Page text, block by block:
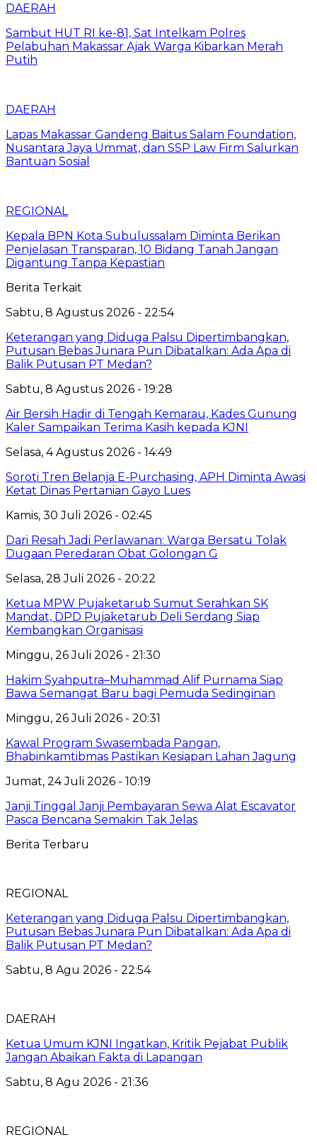
DAERAH
Sambut HUT RI ke-81, Sat Intelkam Polres
Pelabuhan Makassar Ajak Warga Kibarkan Merah
Putih
DAERAH
Lapas Makassar Gandeng Baitus Salam Foundation,
Nusantara Jaya Ummat, dan SSP Law Firm Salurkan
Bantuan Sosial
REGIONAL
Kepala BPN Kota Subulussalam Diminta Berikan
Penjelasan Transparan, 10 Bidang Tanah Jangan
Digantung Tanpa Kepastian
Berita Terkait
Sabtu, 8 Agustus 2026 - 22:54
Keterangan yang Diduga Palsu Dipertimbangkan,
Putusan Bebas Junara Pun Dibatalkan: Ada Apa di
Balik Putusan PT Medan?
Sabtu, 8 Agustus 2026 - 19:28
Air Bersih Hadir di Tengah Kemarau, Kades Gunung
Kaler Sampaikan Terima Kasih kepada KJNI
Selasa, 4 Agustus 2026 - 14:49
Soroti Tren Belanja E-Purchasing, APH Diminta Awasi
Ketat Dinas Pertanian Gayo Lues
Kamis, 30 Juli 2026 - 02:45
Dari Resah Jadi Perlawanan: Warga Bersatu Tolak
Dugaan Peredaran Obat Golongan G
Selasa, 28 Juli 2026 - 20:22
Ketua MPW Pujaketarub Sumut Serahkan SK
Mandat, DPD Pujaketarub Deli Serdang Siap
Kembangkan Organisasi
Minggu, 26 Juli 2026 - 21:30
Hakim Syahputra–Muhammad Alif Purnama Siap
Bawa Semangat Baru bagi Pemuda Sedinginan
Minggu, 26 Juli 2026 - 20:31
Kawal Program Swasembada Pangan,
Bhabinkamtibmas Pastikan Kesiapan Lahan Jagung
Jumat, 24 Juli 2026 - 10:19
Janji Tinggal Janji Pembayaran Sewa Alat Escavator
Pasca Bencana Semakin Tak Jelas
Berita Terbaru
REGIONAL
Keterangan yang Diduga Palsu Dipertimbangkan,
Putusan Bebas Junara Pun Dibatalkan: Ada Apa di
Balik Putusan PT Medan?
Sabtu, 8 Agu 2026 - 22:54
DAERAH
Ketua Umum KJNI Ingatkan, Kritik Pejabat Publik
Jangan Abaikan Fakta di Lapangan
Sabtu, 8 Agu 2026 - 21:36
REGIONAL